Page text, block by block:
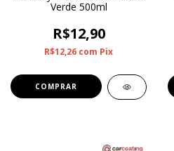
Verde 500ml
R$12,90
R$12,26 com Pix